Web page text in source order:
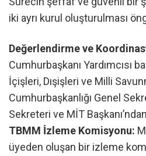
iki ayrı kurul oluşturulması
Değerlendirme ve
Cumhurbaşkanı Yardımcısı
İçişleri, Dışişleri ve Milli
Cumhurbaşkanlığı Genel
Sekreteri ve MİT
TBMM İzleme Komisyonu:
üyeden oluşan bir izleme